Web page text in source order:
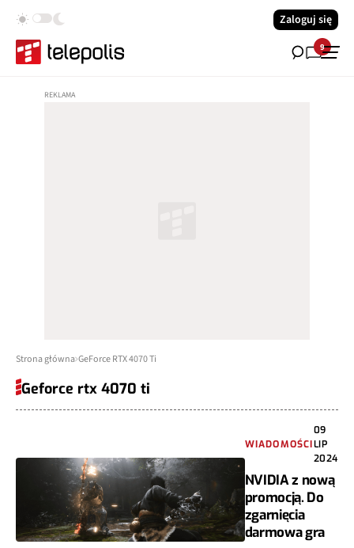
Zaloguj się
9
Strona główna GeForce RTX 4070 Ti
Geforce rtx 4070 ti
WIADOMOŚCI
09
LIP
2024
NVIDIA z nową
promocją. Do
zgarnięcia
darmowa gra